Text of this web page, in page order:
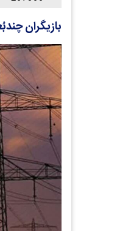
بازیگران